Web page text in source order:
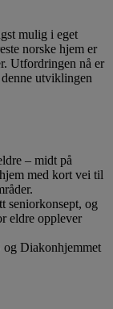
mulig i eget
norske hjem er
Utfordringen nå er
utviklingen
– midt på
med kort vei til
seniorkonsept, og
eldre opplever
og Diakonhjemmet